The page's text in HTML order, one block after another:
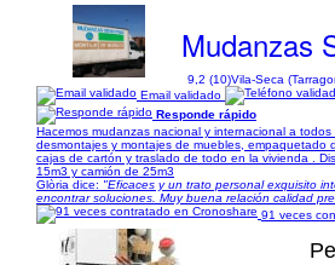
Mudanzas
9,2 (10)Vila-Seca
Email validado
Responde rápido
Hacemos mudanzas nacional y internacional a
desmontajes y montajes de muebles, empaquetado
cajas de cartón y traslado de todo en la vivienda .
15m3 y camión de 25m3
Glòria dice: "Eficaces y un trato personal exquisito
encontrar soluciones. Muy buena relación calidad
91 veces